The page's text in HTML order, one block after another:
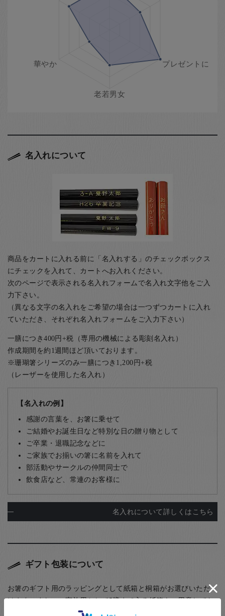
名入れについて
商品をカートに入れる前に「名入れする」のチェックボックス
にチェックを入れて、カートへお入れください。
次のページで表示される名入れフォームで名入れ文字他をご入
力下さい。
（異なる文字の名入れをご希望の場合は一つずつカートに入れ
ていただき、それぞれ名入れフォームをご入力下さい）
一膳につき400円+税（専用の機械による彫刻名入れ）
作成期間を約1週間ほど頂いております。
※珊瑚箸シリーズのみ一膳につき1,200円+税
（レーザーを使用した名入れ）
【名入れの例】
感謝の言葉を、お箸に乗せて
ご結婚やお誕生日など特別な日の贈り物として
ご卒業・退職記念などに
ご家族でお揃いの箸に名前を入れて
部活動やサークルの仲間同士で
飲食店など、常連のお客様に
名入れについて詳しくはこちら
ギフト包装について
お箸のギフト用のラッピングとして紙箱と桐箱がお選びいただ
けます。また、ご家族用として5膳まで入る紙箱もご用意してお